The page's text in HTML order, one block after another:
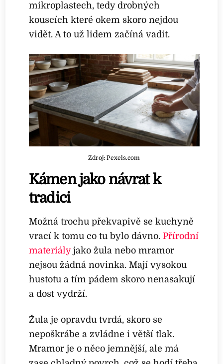
mikroplastech, tedy drobných
kouscích které okem skoro nejdou
vidět. A to už lidem začíná vadit.
Zdroj: Pexels.com
Kámen jako návrat k
tradici
Možná trochu překvapivě se kuchyně
vrací k tomu co tu bylo dávno.Přírodní
materiályjako žula nebo mramor
nejsou žádná novinka. Mají vysokou
hustotu a tím pádem skoro nenasakují
a dost vydrží.
Žula je opravdu tvrdá, skoro se
nepoškrábe a zvládne i větší tlak.
Mramor je o něco jemnější, ale má